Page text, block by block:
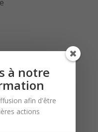
à notre
afin d'être
actions